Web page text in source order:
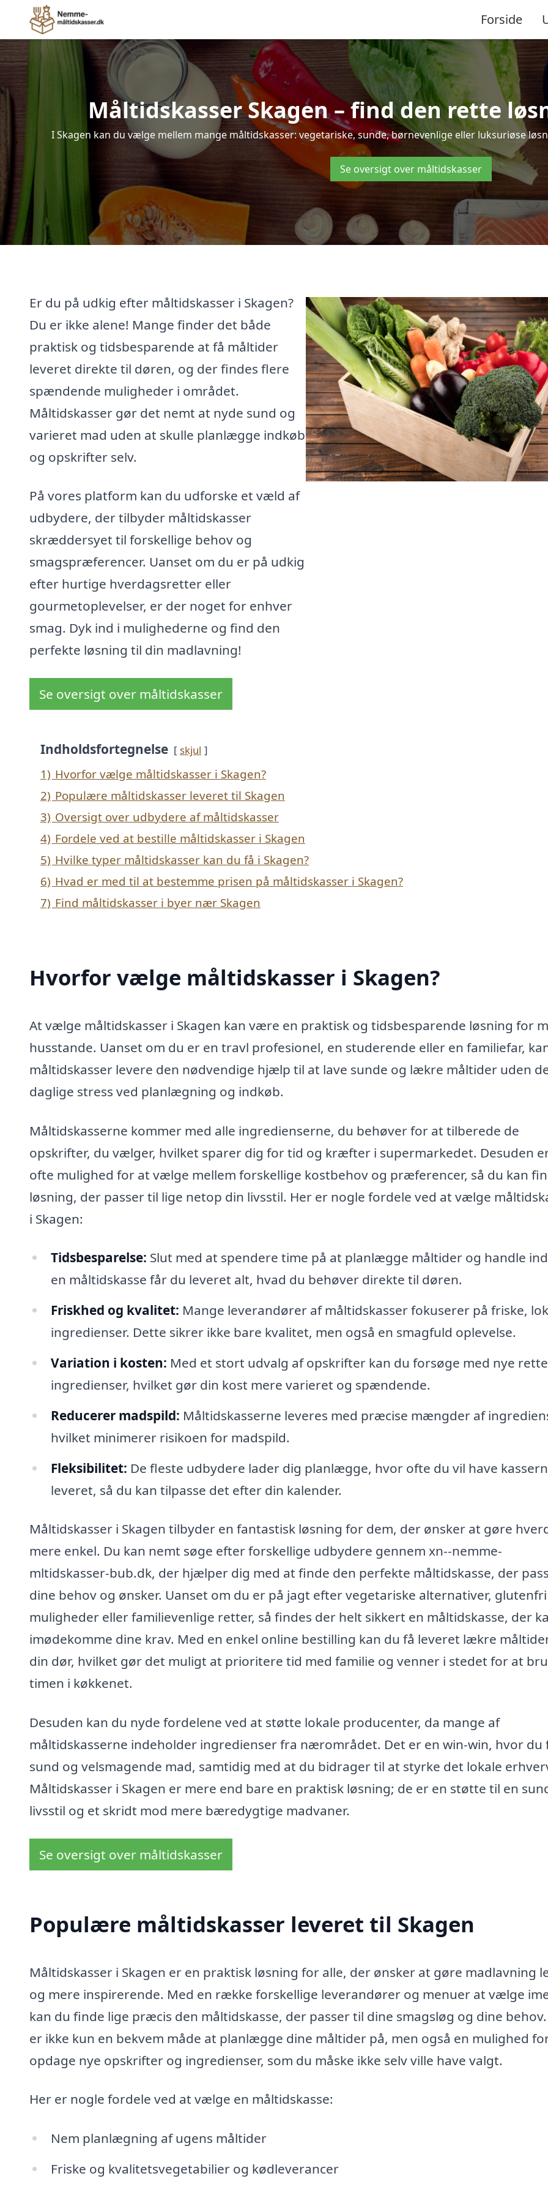
Forside
Måltidskasser Skagen – find den rette
I Skagen kan du vælge mellem mange måltidskasser: vegetariske, sunde, børnevenlige eller luksuriøse
Se oversigt over måltidskasser
Er du på udkig efter måltidskasser i Skagen?
Du er ikke alene! Mange finder det både
praktisk og tidsbesparende at få måltider
leveret direkte til døren, og der findes flere
spændende muligheder i området.
Måltidskasser gør det nemt at nyde sund og
varieret mad uden at skulle planlægge indkøb
og opskrifter selv.
På vores platform kan du udforske et væld af
udbydere, der tilbyder måltidskasser
skræddersyet til forskellige behov og
smagspræferencer. Uanset om du er på udkig
efter hurtige hverdagsretter eller
gourmetoplevelser, er der noget for enhver
smag. Dyk ind i mulighederne og find den
perfekte løsning til din madlavning!
Se oversigt over måltidskasser
Indholdsfortegnelse skjul
1) Hvorfor vælge måltidskasser i Skagen?
2) Populære måltidskasser leveret til Skagen
3) Oversigt over udbydere af måltidskasser
4) Fordele ved at bestille måltidskasser i Skagen
5) Hvilke typer måltidskasser kan du få i Skagen?
6) Hvad er med til at bestemme prisen på måltidskasser i Skagen?
7) Find måltidskasser i byer nær Skagen
Hvorfor vælge måltidskasser i Skagen?
At vælge måltidskasser i Skagen kan være en praktisk og tidsbesparende løsning for
husstande. Uanset om du er en travl profesionel, en studerende eller en familiefar,
måltidskasser levere den nødvendige hjælp til at lave sunde og lækre måltider uden
daglige stress ved planlægning og indkøb.
Måltidskasserne kommer med alle ingredienserne, du behøver for at tilberede de
opskrifter, du vælger, hvilket sparer dig for tid og kræfter i supermarkedet. Desuden
ofte mulighed for at vælge mellem forskellige kostbehov og præferencer, så du kan
løsning, der passer til lige netop din livsstil. Her er nogle fordele ved at vælge
i Skagen:
Tidsbesparelse: Slut med at spendere time på at planlægge måltider og handle
en måltidskasse får du leveret alt, hvad du behøver direkte til døren.
Friskhed og kvalitet: Mange leverandører af måltidskasser fokuserer på friske,
ingredienser. Dette sikrer ikke bare kvalitet, men også en smagfuld oplevelse.
Variation i kosten: Med et stort udvalg af opskrifter kan du forsøge med nye
ingredienser, hvilket gør din kost mere varieret og spændende.
Reducerer madspild: Måltidskasserne leveres med præcise mængder af
hvilket minimerer risikoen for madspild.
Fleksibilitet: De fleste udbydere lader dig planlægge, hvor ofte du vil have
leveret, så du kan tilpasse det efter din kalender.
Måltidskasser i Skagen tilbyder en fantastisk løsning for dem, der ønsker at gøre
mere enkel. Du kan nemt søge efter forskellige udbydere gennem xn--nemme-
mltidskasser-bub.dk, der hjælper dig med at finde den perfekte måltidskasse, der
dine behov og ønsker. Uanset om du er på jagt efter vegetariske alternativer, glutenfri
muligheder eller familievenlige retter, så findes der helt sikkert en måltidskasse, der
imødekomme dine krav. Med en enkel online bestilling kan du få leveret lækre
din dør, hvilket gør det muligt at prioritere tid med familie og venner i stedet for at
timen i køkkenet.
Desuden kan du nyde fordelene ved at støtte lokale producenter, da mange af
måltidskasserne indeholder ingredienser fra nærområdet. Det er en win-win, hvor du
sund og velsmagende mad, samtidig med at du bidrager til at styrke det lokale
Måltidskasser i Skagen er mere end bare en praktisk løsning; de er en støtte til en
livsstil og et skridt mod mere bæredygtige madvaner.
Se oversigt over måltidskasser
Populære måltidskasser leveret til Skagen
Måltidskasser i Skagen er en praktisk løsning for alle, der ønsker at gøre madlavning
og mere inspirerende. Med en række forskellige leverandører og menuer at vælge
kan du finde lige præcis den måltidskasse, der passer til dine smagsløg og dine
er ikke kun en bekvem måde at planlægge dine måltider på, men også en mulighed
opdage nye opskrifter og ingredienser, som du måske ikke selv ville have valgt.
Her er nogle fordele ved at vælge en måltidskasse:
Nem planlægning af ugens måltider
Friske og kvalitetsvegetabilier og kødleverancer